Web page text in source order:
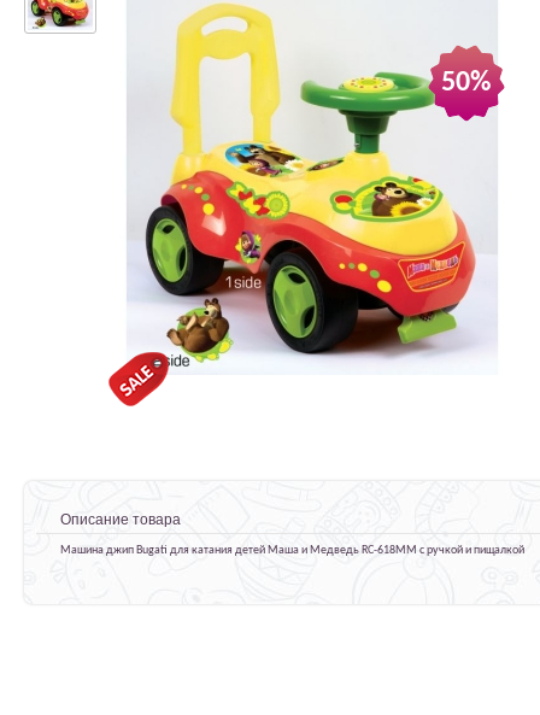
50%
Описание товара
Машина джип Bugati для катания детей Маша и Медведь RC-618MM с ручкой и пищалкой